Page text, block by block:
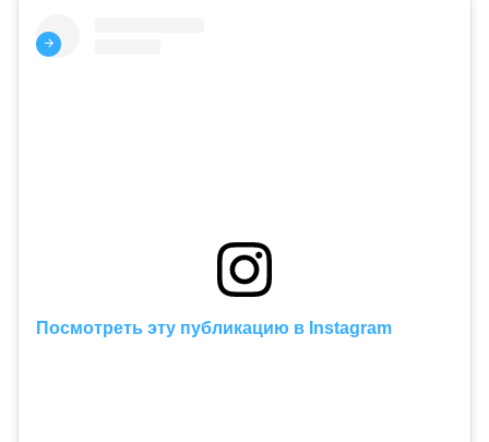
Посмотреть эту публикацию в Instagram